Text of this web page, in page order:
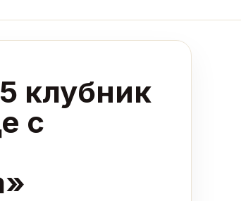
клубник
с